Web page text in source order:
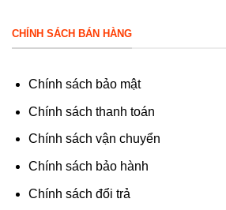
CHÍNH SÁCH BÁN HÀNG
Chính sách bảo mật
Chính sách thanh toán
Chính sách vận chuyển
Chính sách bảo hành
Chính sách đổi trả